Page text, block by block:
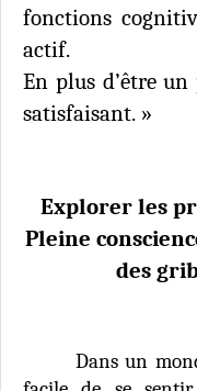
fonctions
actif.
En plus d’être
satisfaisant. »
Explorer les
Pleine
des
Dans un